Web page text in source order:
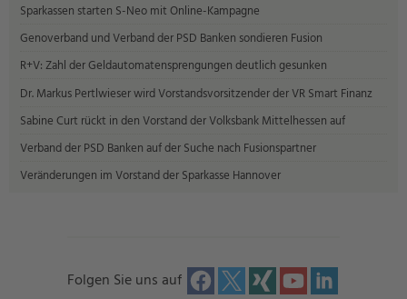
Sparkassen starten S-Neo mit Online-Kampagne
Genoverband und Verband der PSD Banken sondieren Fusion
R+V: Zahl der Geldautomatensprengungen deutlich gesunken
Dr. Markus Pertlwieser wird Vorstandsvorsitzender der VR Smart Finanz
Sabine Curt rückt in den Vorstand der Volksbank Mittelhessen auf
Verband der PSD Banken auf der Suche nach Fusionspartner
Veränderungen im Vorstand der Sparkasse Hannover
Folgen Sie uns auf